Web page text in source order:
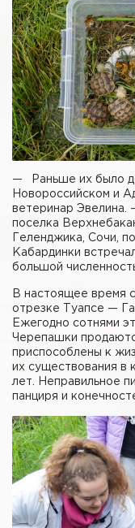
— Раньше их было
Новороссийском и
ветеринар Эвелина.
поселка
Геленджика, Сочи,
Кабардинки
большой
В настоящее время
отрезке Туапсе —
Ежегодно сотнями
Черепашки
приспособлены к
их существования в
лет. Неправильное
панциря и